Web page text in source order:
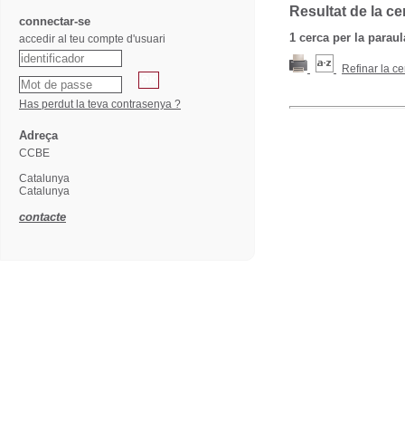
Resultat de la
1 cerca per la
Refinar la
connectar-se
accedir al teu compte d'usuari
Has perdut la teva contrasenya ?
Adreça
CCBE
Catalunya
Catalunya
contacte